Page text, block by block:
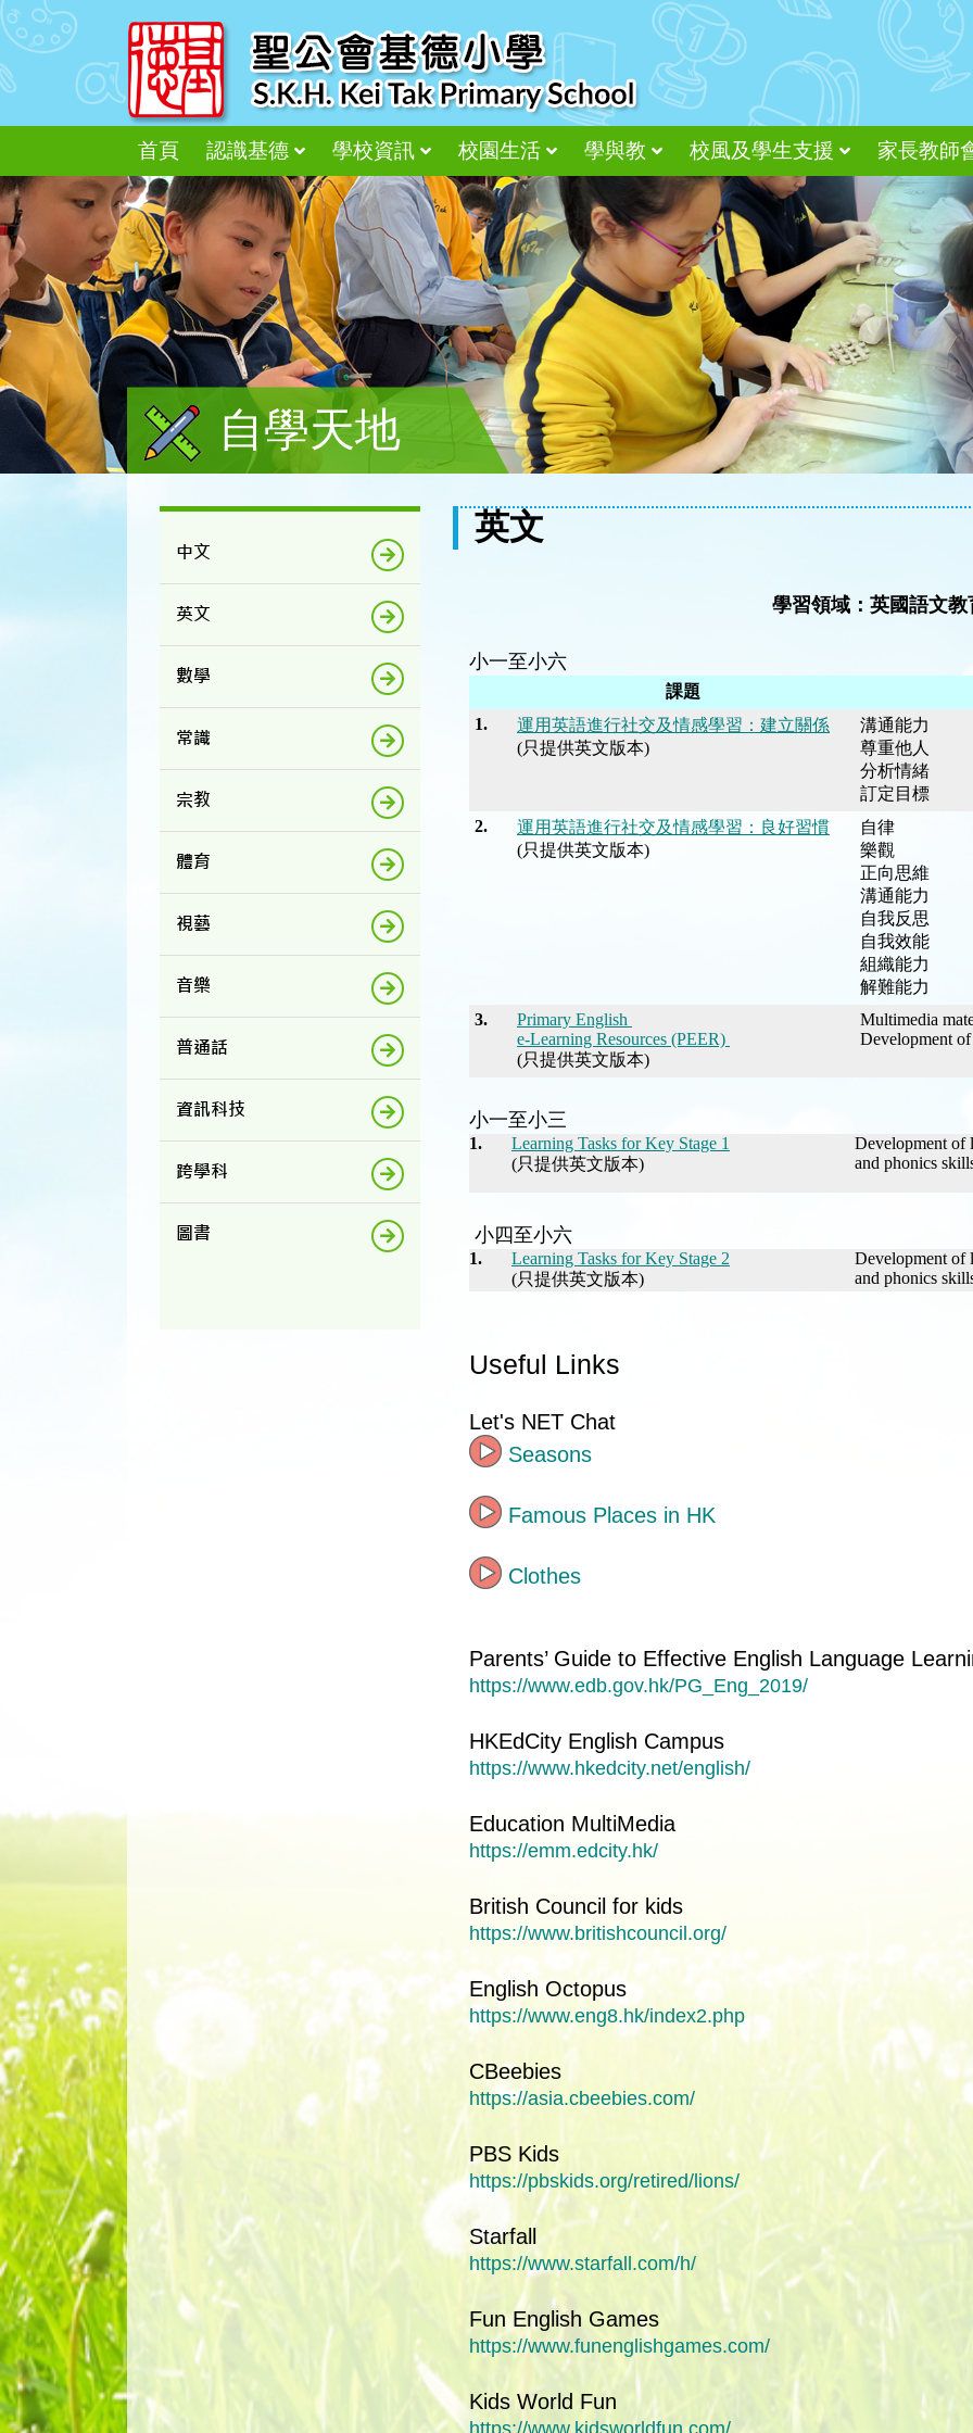
首頁 認識基德 學校資訊 校園生活 學與教 校風及學生支援 家長教師
自學天地
中文
英文
數學
常識
宗教
體育
視藝
音樂
普通話
資訊科技
跨學科
圖書
英文
學習領域： 英國語文教
小一至小六
課題
1.
運用英語進行社交及情感學習：建立關係
(只提供英文版本)
溝通能力
尊重他人
分析情緒
訂定目標
2.
運用英語進行社交及情感學習：良好習慣
(只提供英文版本)
自律
樂觀
正向思維
溝通能力
自我反思
自我效能
組織能力
解難能力
3.
Primary English
e-Learning Resources (PEER)
(只提供英文版本)
Multimedia
Development
小一至小三
1.
Learning Tasks for Key Stage 1
(只提供英文版本)
Development of
and phonics
小四至小六
1.
Learning Tasks for Key Stage 2
(只提供英文版本)
Development of
and phonics
Useful Links
Let's NET Chat
Seasons
Famous Places in HK
Clothes
Parents’ Guide to Effective English Language
https://www.edb.gov.hk/PG_Eng_2019/
HKEdCity English Campus
https://www.hkedcity.net/english/
Education MultiMedia
https://emm.edcity.hk/
British Council for kids
https://www.britishcouncil.org/
English Octopus
https://www.eng8.hk/index2.php
CBeebies
https://asia.cbeebies.com/
PBS Kids
https://pbskids.org/retired/lions/
Starfall
https://www.starfall.com/h/
Fun English Games
https://www.funenglishgames.com/
Kids World Fun